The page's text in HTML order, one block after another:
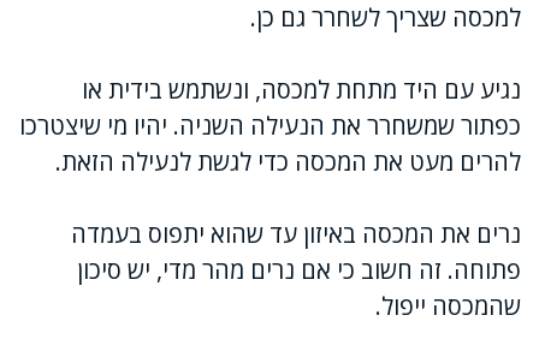
למכסה שצריך לשחרר גם כן.
נגיע עם היד מתחת למכסה, ונשתמש בידית או
כפתור שמשחרר את הנעילה השניה. יהיו מי שיצטרכו
להרים מעט את המכסה כדי לגשת לנעילה הזאת.
נרים את המכסה באיזון עד שהוא יתפוס בעמדה
פתוחה. זה חשוב כי אם נרים מהר מדי, יש סיכון
שהמכסה ייפול.